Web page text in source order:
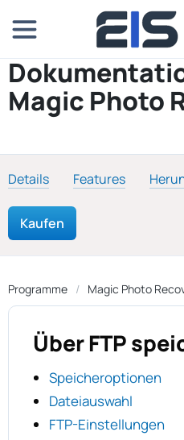
Magic Photo
Details Features
Kaufen
Programme Magic Photo
Über FTP
Speicheroptionen
Dateiauswahl
FTP-Einstellungen